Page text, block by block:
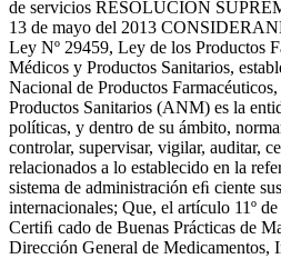
de servicios RESOLUCIÓN
13 de mayo del 2013
Ley Nº 29459, Ley de los Productos
Médicos y Productos Sanitarios,
Nacional de Productos
Productos Sanitarios (ANM) es la
políticas, y dentro de su ámbito,
controlar, supervisar, vigilar, auditar,
relacionados a lo establecido en la
sistema de administración eﬁ ciente
internacionales; Que, el artículo 11º
Certiﬁ cado de Buenas Prácticas de
Dirección General de Medicamentos,